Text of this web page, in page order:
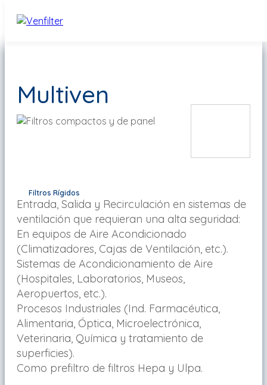
Filtros Rígidos
Entrada, Salida y Recirculación en sistemas de
ventilación que requieran una alta seguridad:
En equipos de Aire Acondicionado
(Climatizadores, Cajas de Ventilación, etc.).
Sistemas de Acondicionamiento de Aire
(Hospitales, Laboratorios, Museos,
Aeropuertos, etc.).
Procesos Industriales (Ind. Farmacéutica,
Alimentaria, Óptica, Microelectrónica,
Veterinaria, Química y tratamiento de
superficies).
Como prefiltro de filtros Hepa y Ulpa.
Multiven